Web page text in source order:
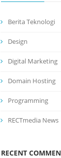
Berita Teknologi
Design
Digital Marketing
Domain Hosting
Programming
RECTmedia News
RECENT